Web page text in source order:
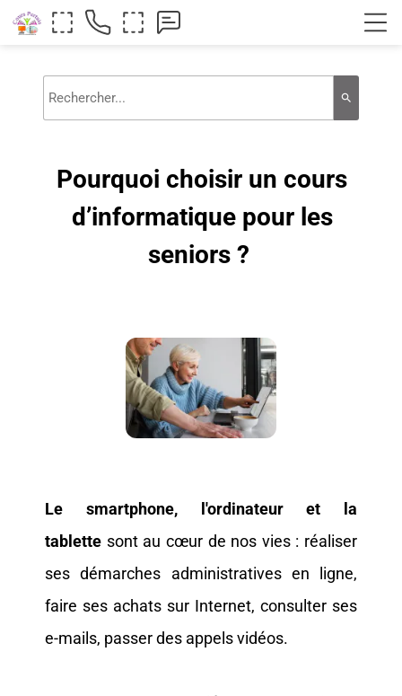
search
Pourquoi choisir un cours
d’informatique pour les
seniors ?
Le smartphone, l'ordinateur et la
tablette sont au cœur de nos vies : réaliser
ses démarches administratives en ligne,
faire ses achats sur Internet, consulter ses
e-mails, passer des appels vidéos.